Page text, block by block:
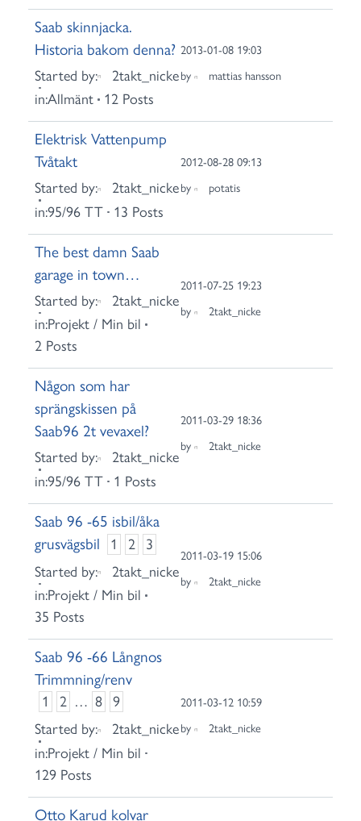
Saab skinnjacka.
Historia bakom denna?
Started by:
2takt_nicke
in:Allmänt 12 Posts
2013-01-08 19:03
by
mattias hansson
Elektrisk Vattenpump
Tvåtakt
Started by:
2takt_nicke
in:95/96 TT 13 Posts
2012-08-28 09:13
by
potatis
The best damn Saab
garage in town…
Started by:
2takt_nicke
in:Projekt / Min bil
2 Posts
2011-07-25 19:23
by
2takt_nicke
Någon som har
sprängskissen på
Saab96 2t vevaxel?
Started by:
2takt_nicke
in:95/96 TT 1 Posts
2011-03-29 18:36
by
2takt_nicke
Saab 96 -65 isbil/åka
grusvägsbil
1 2
3
Started by:
2takt_nicke
in:Projekt / Min bil
35 Posts
2011-03-19 15:06
by
2takt_nicke
Saab 96 -66 Långnos
Trimmning/renv
1 2 … 8 9
Started by:
2takt_nicke
in:Projekt / Min bil
129 Posts
2011-03-12 10:59
by
2takt_nicke
Otto Karud kolvar